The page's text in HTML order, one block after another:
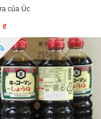
của Úc
₫